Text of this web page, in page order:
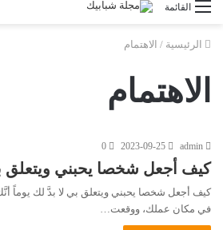
القائمة
الرئيسية / الاهتمام
الاهتمام
admin
2023-09-25
0
كيف أجعل شخصا يحبني ويتعلق
كيف أجعل شخصا يحبني ويتعلق بي لا بدَّ لك يوماً
في مكان عملك، ووقعت…